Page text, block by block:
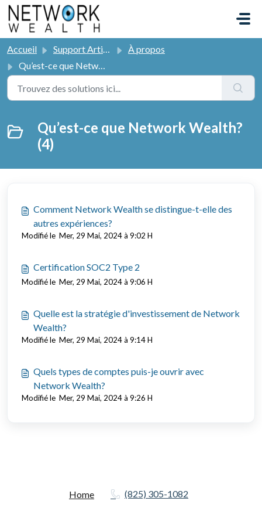
Passer au contenu principal
Accueil Support Articles
À propos
Qu’est-ce que Network Wealth?
Qu’est-ce que Network Wealth?
(4)
Comment Network Wealth se distingue-t-elle des
autres expériences?
Modifié le Mer, 29 Mai, 2024 à 9:02 H
Certification SOC2 Type 2
Modifié le Mer, 29 Mai, 2024 à 9:06 H
Quelle est la stratégie d'investissement de Network
Wealth?
Modifié le Mer, 29 Mai, 2024 à 9:14 H
Quels types de comptes puis-je ouvrir avec
Network Wealth?
Modifié le Mer, 29 Mai, 2024 à 9:26 H
Home (825) 305-1082